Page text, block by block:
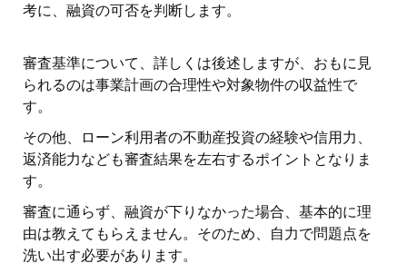
考に、融資の可否を判断します。
審査基準について、詳しくは後述しますが、おもに見
られるのは事業計画の合理性や対象物件の収益性で
す。
その他、ローン利用者の不動産投資の経験や信用力、
返済能力なども審査結果を左右するポイントとなりま
す。
審査に通らず、融資が下りなかった場合、基本的に理
由は教えてもらえません。そのため、自力で問題点を
洗い出す必要があります。